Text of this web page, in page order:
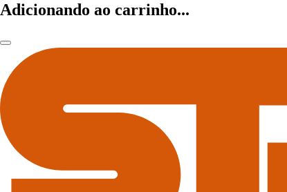
Adicionando ao carrinho...